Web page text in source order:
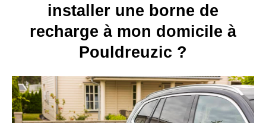
installer une borne de
recharge à mon domicile à
Pouldreuzic ?